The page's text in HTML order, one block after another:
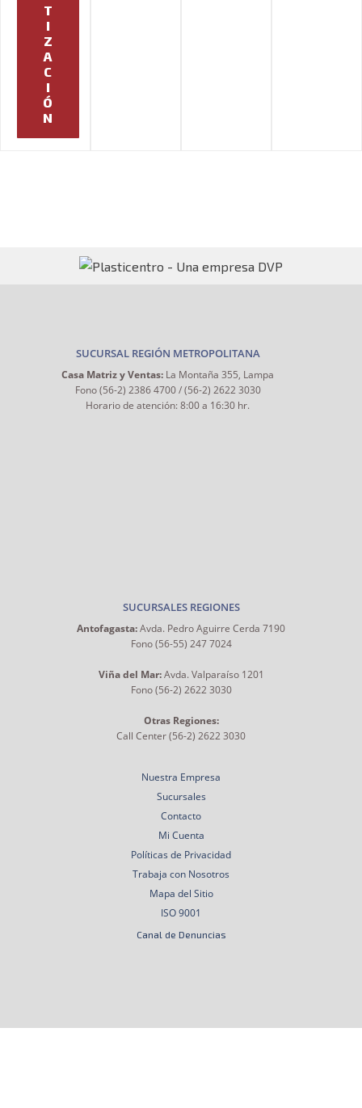
T
I
Z
A
C
I
Ó
N
SUCURSAL REGIÓN METROPOLITANA
Casa Matriz y Ventas: La Montaña 355, Lampa
Fono (56-2) 2386 4700 / (56-2) 2622 3030
Horario de atención: 8:00 a 16:30 hr.
SUCURSALES REGIONES
Antofagasta:Avda. Pedro Aguirre Cerda 7190
Fono (56-55) 247 7024
Viña del Mar:Avda. Valparaíso 1201
Fono (56-2) 2622 3030
Otras Regiones:
Call Center (56-2) 2622 3030
Nuestra Empresa
Sucursales
Contacto
Mi Cuenta
Políticas de Privacidad
Trabaja con Nosotros
Mapa del Sitio
ISO 9001
Canal de Denuncias